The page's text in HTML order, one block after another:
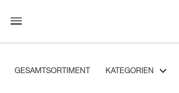
GESAMTSORTIMENT KATEGORIEN